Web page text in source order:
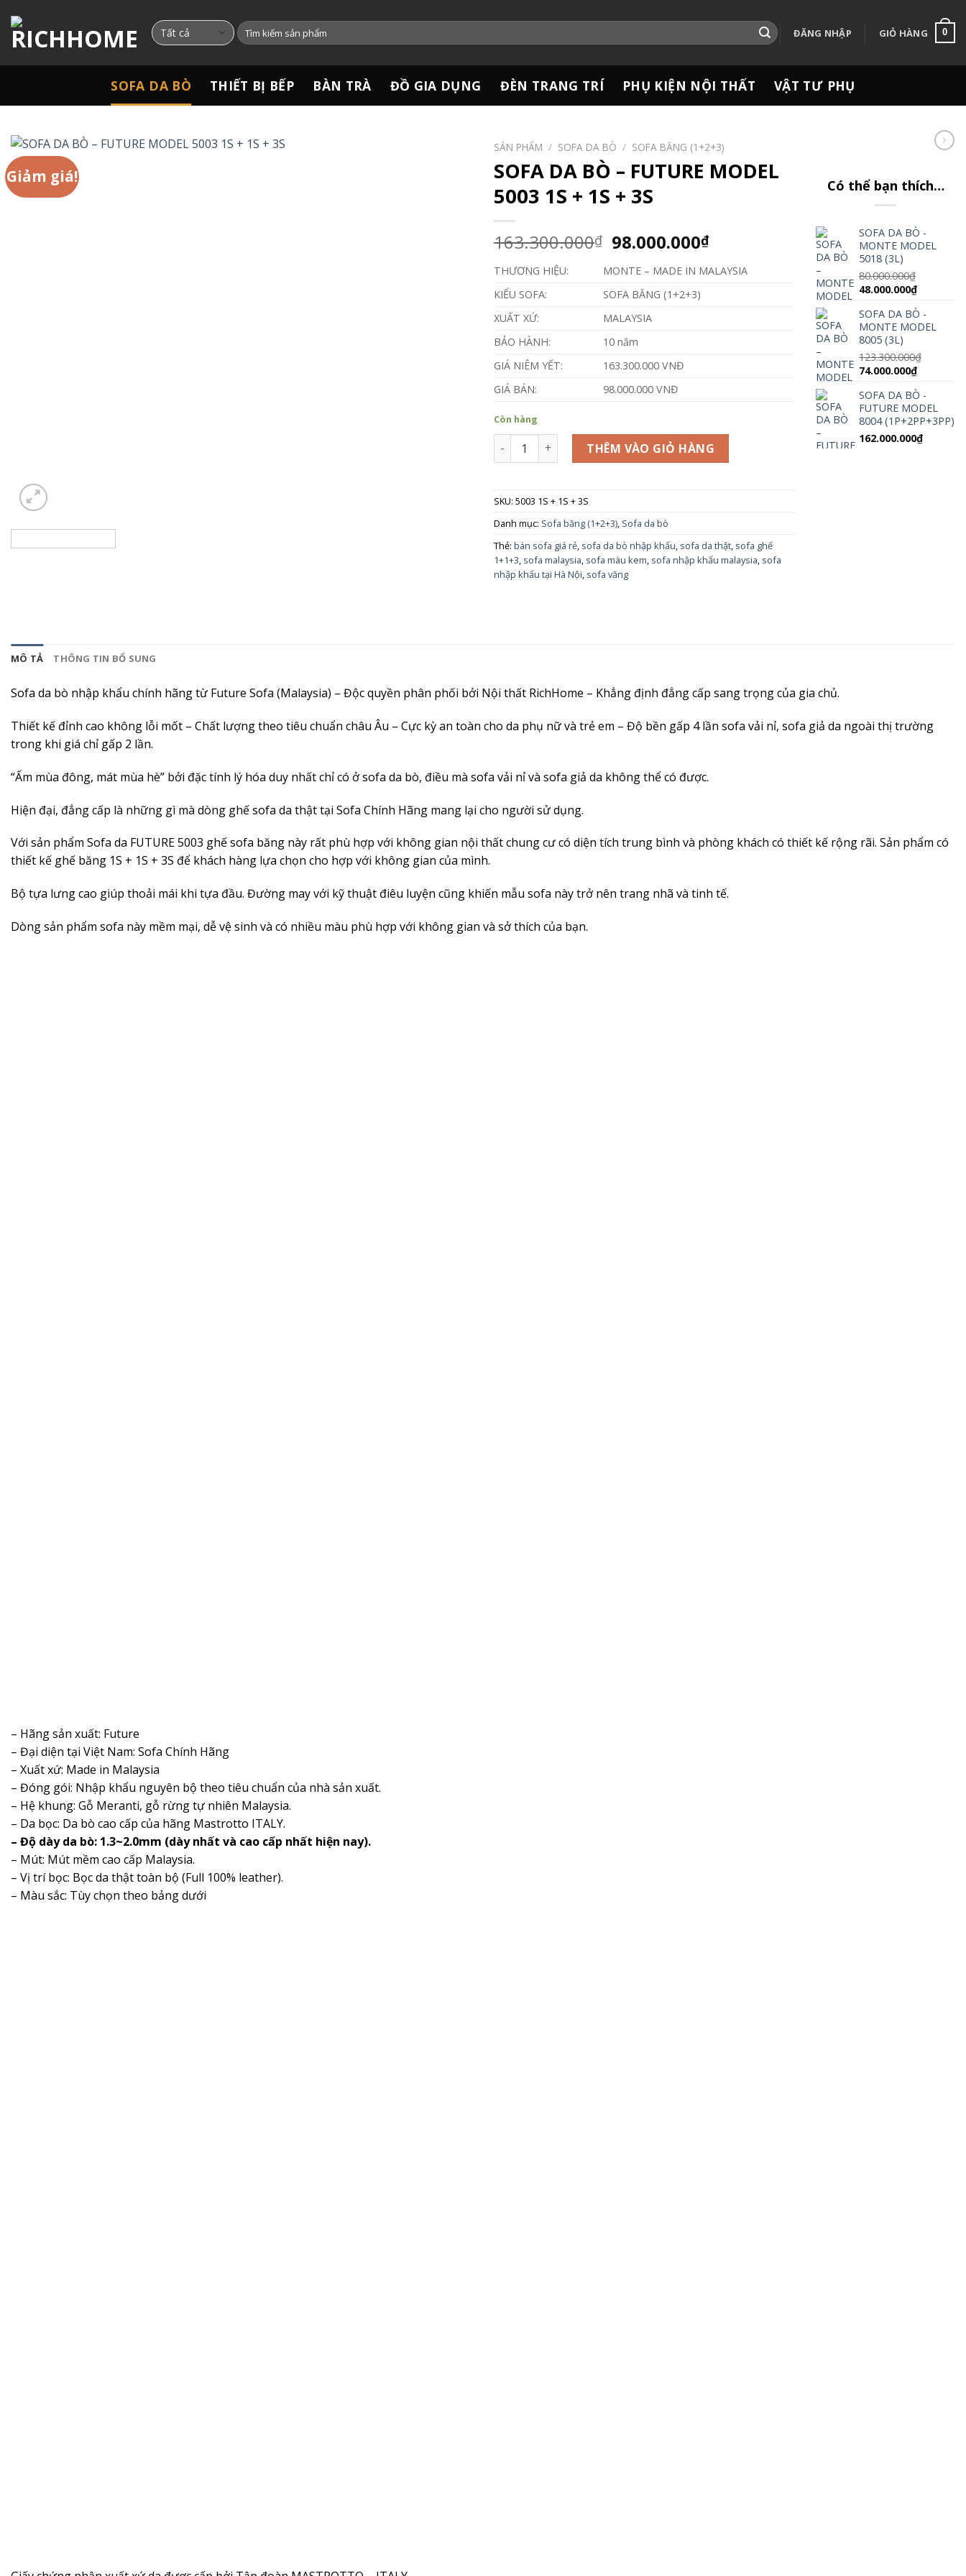
đến
nội
dung
Tìm
kiếm:
ĐĂNG NHẬP GIỎ HÀNG 0
SOFA DA BÒ THIẾT BỊ BẾP BÀN TRÀ ĐỒ GIA DỤNG ĐÈN TRANG TRÍ PHỤ KIỆN NỘI THẤT VẬT TƯ PHỤ
Giảm giá!
SẢN PHẨM / SOFA DA BÒ / SOFA BĂNG (1+2+3)
SOFA DA BÒ – FUTURE MODEL
5003 1S + 1S + 3S
163.300.000₫ Giá
là:
163.300.000₫.
98.000.000₫Giá
tại
THƯƠNG HIỆU:
MONTE – MADE IN MALAYSIA
KIỂU SOFA:
SOFA BĂNG (1+2+3)
XUẤT XỨ:
MALAYSIA
BẢO HÀNH:
10 năm
GIÁ NIÊM YẾT:
163.300.000 VNĐ
GIÁ BÁN:
98.000.000 VNĐ
Còn hàng
SOFA DA BÒ - FUTURE MODEL 5003 1S + 1S + 3S số lượng
THÊM VÀO GIỎ HÀNG
SKU: 5003 1S + 1S + 3S
Danh mục: Sofa băng (1+2+3) Sofa da bò
Thẻ: bán sofa giá rẻ sofa da bò nhập khẩu sofa da thật sofa ghế
1+1+3 sofa malaysia sofa màu kem sofa nhập khẩu malaysia sofa
nhập khẩu tại Hà Nội sofa văng
Có thể bạn thích…
SOFA DA BÒ -
MONTE MODEL
5018 (3L)
80.000.000₫
Giá
là:
80.000.000₫.
48.000.000₫Giá
tại
là:
SOFA DA BÒ -
MONTE MODEL
8005 (3L)
123.300.000₫
Giá
là:
123.300.000₫.
74.000.000₫Giá
tại
là:
SOFA DA BÒ -
FUTURE MODEL
8004 (1P+2PP+3PP)
162.000.000₫
MÔ TẢ THÔNG TIN BỔ SUNG
Sofa da bò nhập khẩu chính hãng từ Future Sofa (Malaysia) – Độc quyền phân phối bởi Nội thất RichHome – Khẳng định đẳng cấp sang trọng của gia chủ.
Thiết kế đỉnh cao không lỗi mốt – Chất lượng theo tiêu chuẩn châu Âu – Cực kỳ an toàn cho da phụ nữ và trẻ em – Độ bền gấp 4 lần sofa vải nỉ, sofa giả da ngoài thị trường
trong khi giá chỉ gấp 2 lần.
“Ấm mùa đông, mát mùa hè” bởi đặc tính lý hóa duy nhất chỉ có ở sofa da bò, điều mà sofa vải nỉ và sofa giả da không thể có được.
Hiện đại, đẳng cấp là những gì mà dòng ghế sofa da thật tại Sofa Chính Hãng mang lại cho người sử dụng.
Với sản phẩm Sofa da FUTURE 5003 ghế sofa băng này rất phù hợp với không gian nội thất chung cư có diện tích trung bình và phòng khách có thiết kế rộng rãi. Sản phẩm có
thiết kế ghế băng 1S + 1S + 3S để khách hàng lựa chọn cho hợp với không gian của mình.
Bộ tựa lưng cao giúp thoải mái khi tựa đầu. Đường may với kỹ thuật điêu luyện cũng khiến mẫu sofa này trở nên trang nhã và tinh tế.
Dòng sản phẩm sofa này mềm mại, dễ vệ sinh và có nhiều màu phù hợp với không gian và sở thích của bạn.
– Hãng sản xuất: Future
– Đại diện tại Việt Nam: Sofa Chính Hãng
– Xuất xứ: Made in Malaysia
– Đóng gói: Nhập khẩu nguyên bộ theo tiêu chuẩn của nhà sản xuất.
– Hệ khung: Gỗ Meranti, gỗ rừng tự nhiên Malaysia.
– Da bọc: Da bò cao cấp của hãng Mastrotto ITALY.
– Độ dày da bò: 1.3~2.0mm (dày nhất và cao cấp nhất hiện nay).
– Mút: Mút mềm cao cấp Malaysia.
– Vị trí bọc: Bọc da thật toàn bộ (Full 100% leather).
– Màu sắc: Tùy chọn theo bảng dưới